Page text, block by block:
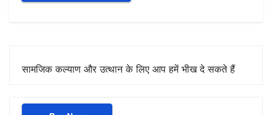
सामजिक कल्याण और उत्थान के लिए आप हमें भीख दे सकते हैं